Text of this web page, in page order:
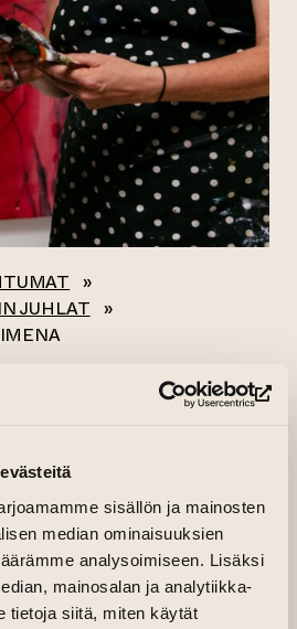
sisällön ja mainosten
median ominaisuuksien
analysoimiseen. Lisäksi
mainosalan ja analytiikka-
tietoja siitä, miten käytät
»
JUHLAT »
Kaikki tapahtumat